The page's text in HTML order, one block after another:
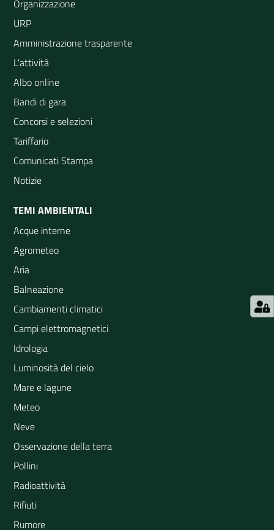
Organizzazione
URP
Amministrazione trasparente
L'attività
Albo online
Bandi di gara
Concorsi e selezioni
Tariffario
Comunicati Stampa
Notizie
TEMI AMBIENTALI
Acque interne
Agrometeo
Aria
Balneazione
Cambiamenti climatici
Campi elettromagnetici
Idrologia
Luminosità del cielo
Mare e lagune
Meteo
Neve
Osservazione della terra
Pollini
Radioattività
Rifiuti
Rumore